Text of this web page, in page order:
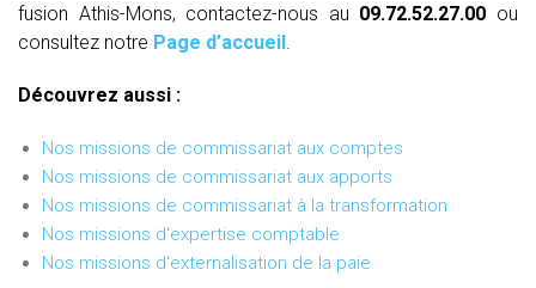
fusion Athis-Mons, contactez-nous au 09.72.52.27.00 ou
consultez notre Page d’accueil
Découvrez aussi :
Nos missions de commissariat aux comptes
Nos missions de commissariat aux apports
Nos missions de commissariat à la transformation
Nos missions d'expertise comptable
Nos missions d'externalisation de la paie